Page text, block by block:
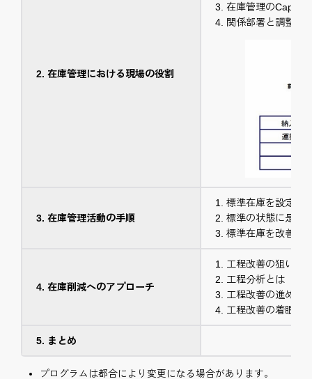
在庫管理における現場の役割
在庫管理のCap-
関係部署と調整す
在庫管理活動の手順
標準在庫を設定す
標準の状態に是正
標準在庫を改善す
在庫削減へのアプローチ
工程改善の狙い
工程分析とは
工程改善の進め方
工程改善の着眼点
まとめ
プログラムは都合により変更になる場合があります。